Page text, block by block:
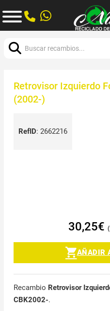
Retrovisor Izquierdo
(2002-)
RefID: 2662216
30,25€
AÑADIR
Recambio Retrovisor
CBK2002-.